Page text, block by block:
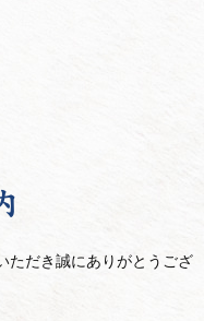
ただき誠にありがとうござ